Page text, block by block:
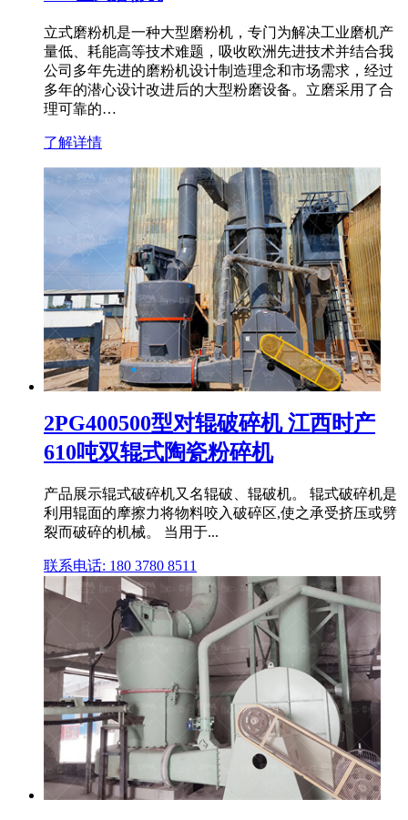
立式磨粉机是一种大型磨粉机，专门为解决工业磨机产
量低、耗能高等技术难题，吸收欧洲先进技术并结合我
公司多年先进的磨粉机设计制造理念和市场需求，经过
多年的潜心设计改进后的大型粉磨设备。立磨采用了合
理可靠的…
了解详情
2PG400500型对辊破碎机 江西时产
610吨双辊式陶瓷粉碎机
产品展示辊式破碎机又名辊破、辊破机。 辊式破碎机是
利用辊面的摩擦力将物料咬入破碎区,使之承受挤压或劈
裂而破碎的机械。 当用于...
联系电话: 180 3780 8511